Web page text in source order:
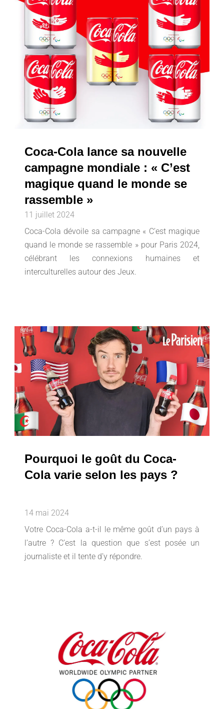
Coca-Cola lance sa nouvelle
campagne mondiale : « C’est
magique quand le monde se
rassemble »
11 juillet 2024
Coca-Cola dévoile sa campagne « C’est magique
quand le monde se rassemble » pour Paris 2024,
célébrant les connexions humaines et
interculturelles autour des Jeux.
Pourquoi le goût du Coca-
Cola varie selon les pays ?
14 mai 2024
Votre Coca-Cola a-t-il le même goût d’un pays à
l’autre ? C’est la question que s’est posée un
journaliste et il tente d’y répondre.